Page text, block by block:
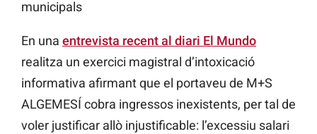
municipals
En una entrevista recent al diari El Mundo
realitza un exercici magistral d’intoxicació
informativa afirmant que el portaveu de M+S
ALGEMESÍ cobra ingressos inexistents, per tal de
voler justificar allò injustificable: l’excessiu salari